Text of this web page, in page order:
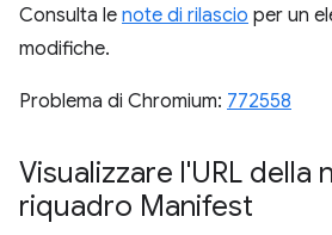
Consulta le note di rilascio per un
modifiche.
Problema di Chromium: 772558
Visualizzare l'URL della
riquadro Manifest